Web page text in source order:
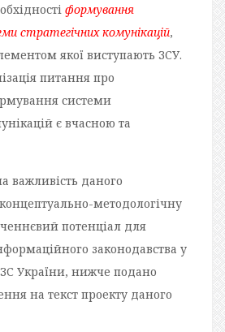
формування
стратегічних комунікацій,
якої виступають ЗСУ.
питання про
системи
є вчасною та
важливість даного
методологічну
потенціал для
законодавства у
ЗС України, нижче подано
на текст проекту даного